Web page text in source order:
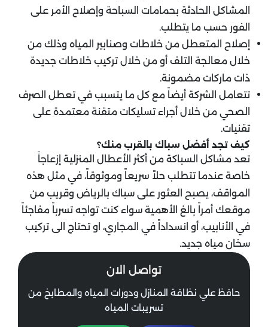
المشاكل الحادثة بحمامات السباحة وإصلاح الأمر على
الفور حسب ما يتطلب.
إصلاح المتعطل من خلاطات وصنابير المياه وذلك من
خلال معالجة التلف أو من خلال تركيب خلاطات جديدة
ذات ماركات مضمونة.
تتعامل الشركة أيضاً مع كل ما يتسبب في تعطل الصرف
الصحي من خلال أجراء تسليكات متقنة معتمدة على
تقنيات.
كيف تجد أفضل سباك بالقرب منك؟
تعد مشاكل السباكة من أكثر الأعطال المنزلية إزعاجاً
خاصة عندما تتطلب حلاً سريعاً وموثوقاً، في مثل هذه
المواقف، يصبح العثور على سباك بالرياض وقريب من
موقعك أمراً بالغ الأهمية سواء كنت تواجه تسرباً مفاجئاً
في الأنابيب، أو انسداداً في المجاري، او تحتاج الى تركيب
سخان مياه جديد.
تواصل الان
حافظ علي نظافة المنازل ودورات المياه والمطابخ من
تسريبات المياه